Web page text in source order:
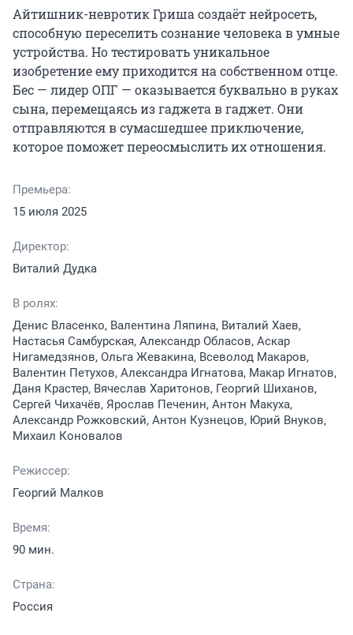
Айтишник-невротик Гриша создаёт нейросеть,
способную переселить сознание человека в умные
устройства. Но тестировать уникальное
изобретение ему приходится на собственном отце.
Бес — лидер ОПГ — оказывается буквально в руках
сына, перемещаясь из гаджета в гаджет. Они
отправляются в сумасшедшее приключение,
которое поможет переосмыслить их отношения.
Премьера:
15 июля 2025
Директор:
Виталий Дудка
В ролях:
Денис Власенко, Валентина Ляпина, Виталий Хаев,
Настасья Самбурская, Александр Обласов, Аскар
Нигамедзянов, Ольга Жевакина, Всеволод Макаров,
Валентин Петухов, Александра Игнатова, Макар Игнатов,
Даня Крастер, Вячеслав Харитонов, Георгий Шиханов,
Сергей Чихачёв, Ярослав Печенин, Антон Макуха,
Александр Рожковский, Антон Кузнецов, Юрий Внуков,
Михаил Коновалов
Режиссер:
Георгий Малков
Время:
90 мин.
Страна:
Россия